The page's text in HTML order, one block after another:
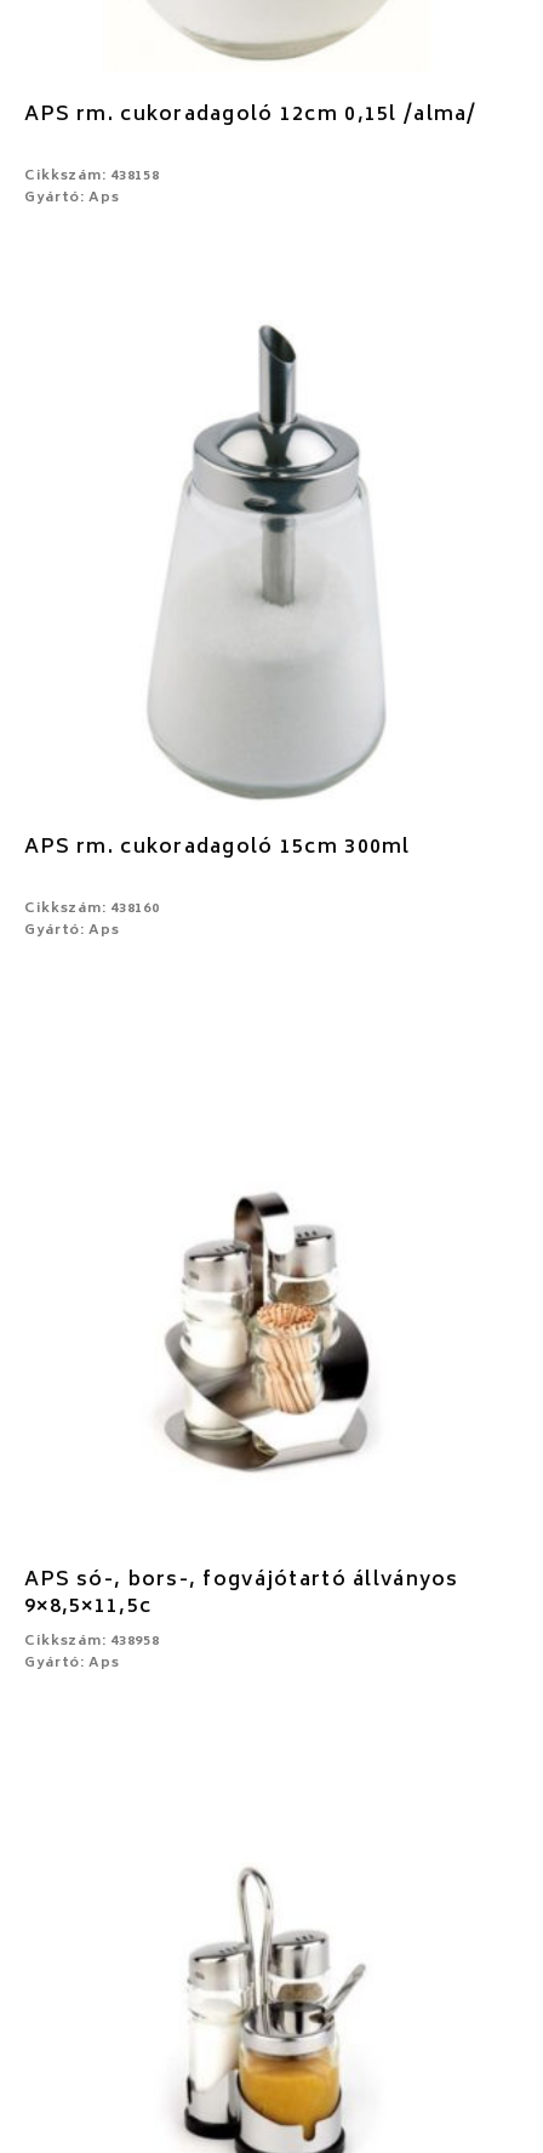
APS rm. cukoradagoló 12cm 0,15l /alma/
Cikkszám: 438158
Gyártó: Aps
APS rm. cukoradagoló 15cm 300ml
Cikkszám: 438160
Gyártó: Aps
APS só-, bors-, fogvájótartó állványos
9×8,5×11,5c
Cikkszám: 438958
Gyártó: Aps